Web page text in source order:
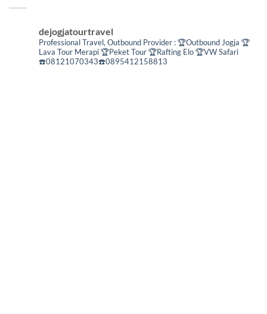
dejogjatourtravel
Professional Travel, Outbound Provider :🏆Outbound Jogja 🏆
Lava Tour Merapi🏆Peket Tour🏆Rafting Elo🏆VW Safari
☎️08121070343☎️0895412158813